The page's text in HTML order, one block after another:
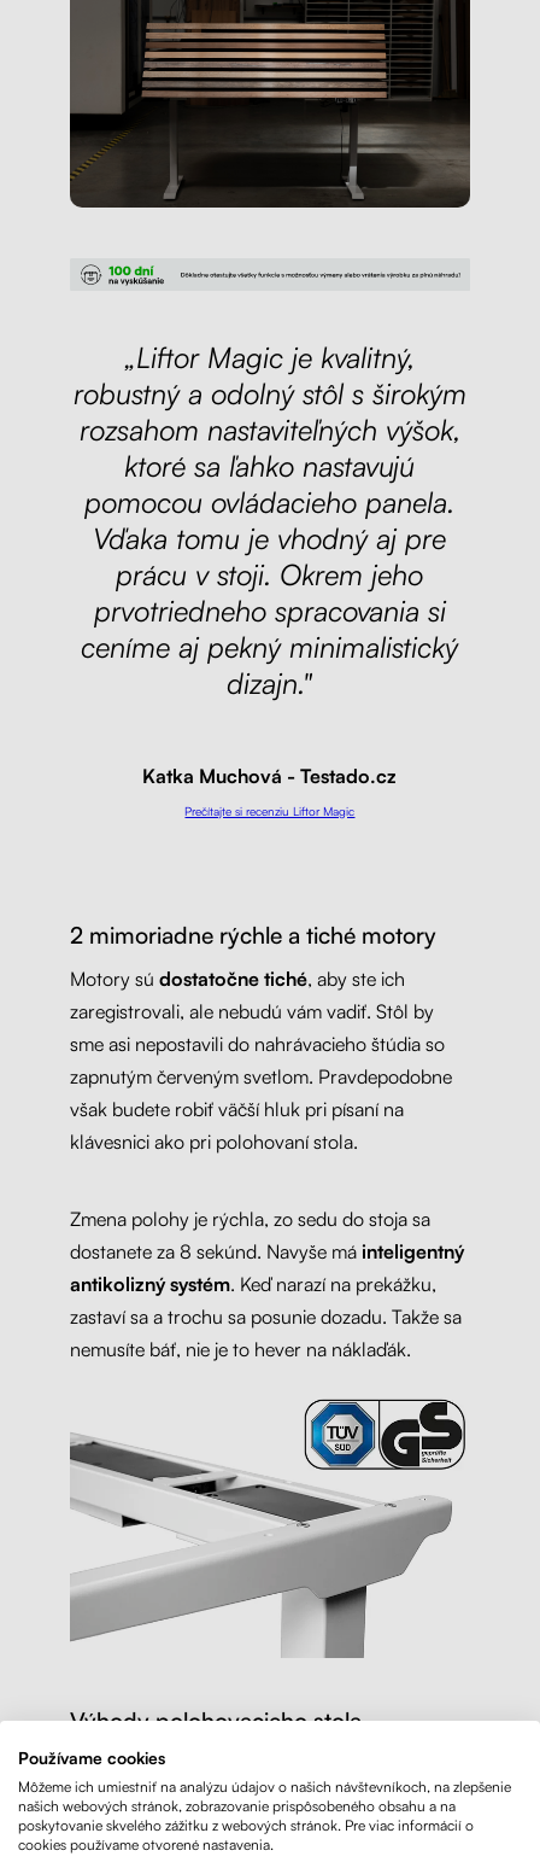
„Liftor Magic je kvalitný,
robustný a odolný stôl s širokým
rozsahom nastaviteľných výšok,
ktoré sa ľahko nastavujú
pomocou ovládacieho panela.
Vďaka tomu je vhodný aj pre
prácu v stoji. Okrem jeho
prvotriedneho spracovania si
ceníme aj pekný minimalistický
dizajn."
Katka Muchová - Testado.cz
Prečítajte si recenziu Liftor Magic
2 mimoriadne rýchle a tiché motory
Motory sú dostatočne tiché, aby ste ich
zaregistrovali, ale nebudú vám vadiť. Stôl by
sme asi nepostavili do nahrávacieho štúdia so
zapnutým červeným svetlom. Pravdepodobne
však budete robiť väčší hluk pri písaní na
klávesnici ako pri polohovaní stola.
Zmena polohy je rýchla, zo sedu do stoja sa
dostanete za 8 sekúnd. Navyše má inteligentný
antikolizný systém. Keď narazí na prekážku,
zastaví sa a trochu sa posunie dozadu. Takže sa
nemusíte báť, nie je to hever na náklaďák.
Výhody polohovacieho stola
Už 30 minút práce v stoji môže zmierniť typické
kancelárske ťažkosti. Pri stojacej polohe sa
posilňuje tzv. hlboký stabilizačný systém - vďaka
Používame cookies
Môžeme ich umiestniť na analýzu údajov o našich návštevníkoch, na zlepšenie
našich webových stránok, zobrazovanie prispôsobeného obsahu a na
poskytovanie skvelého zážitku z webových stránok. Pre viac informácií o
cookies používame otvorené nastavenia.